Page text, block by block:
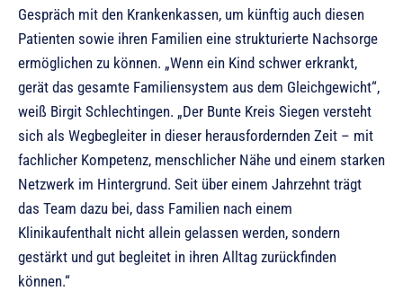
Gespräch mit den Krankenkassen, um künftig auch diesen
Patienten sowie ihren Familien eine strukturierte Nachsorge
ermöglichen zu können. „Wenn ein Kind schwer erkrankt,
gerät das gesamte Familiensystem aus dem Gleichgewicht“,
weiß Birgit Schlechtingen. „Der Bunte Kreis Siegen versteht
sich als Wegbegleiter in dieser herausfordernden Zeit – mit
fachlicher Kompetenz, menschlicher Nähe und einem starken
Netzwerk im Hintergrund. Seit über einem Jahrzehnt trägt
das Team dazu bei, dass Familien nach einem
Klinikaufenthalt nicht allein gelassen werden, sondern
gestärkt und gut begleitet in ihren Alltag zurückfinden
können.“